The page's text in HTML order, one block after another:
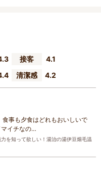
接客
4.1
清潔感 4.2
事も夕食はどれもおいしいで
マイチなの…
を知って欲しい！湯治の湯伊豆畑毛温